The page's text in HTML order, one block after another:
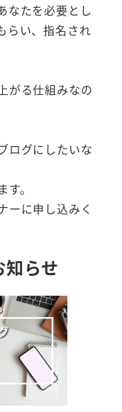
なたを必要とし
らい、指名され
がる仕組みなの
ログにしたいな
。
ーに申し込みく
知らせ